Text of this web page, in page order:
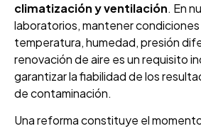
climatización y ventilación. En
laboratorios, mantener
temperatura, humedad, presión
renovación de aire es un requisito
garantizar la fiabilidad de los
de contaminación.
Una reforma constituye el